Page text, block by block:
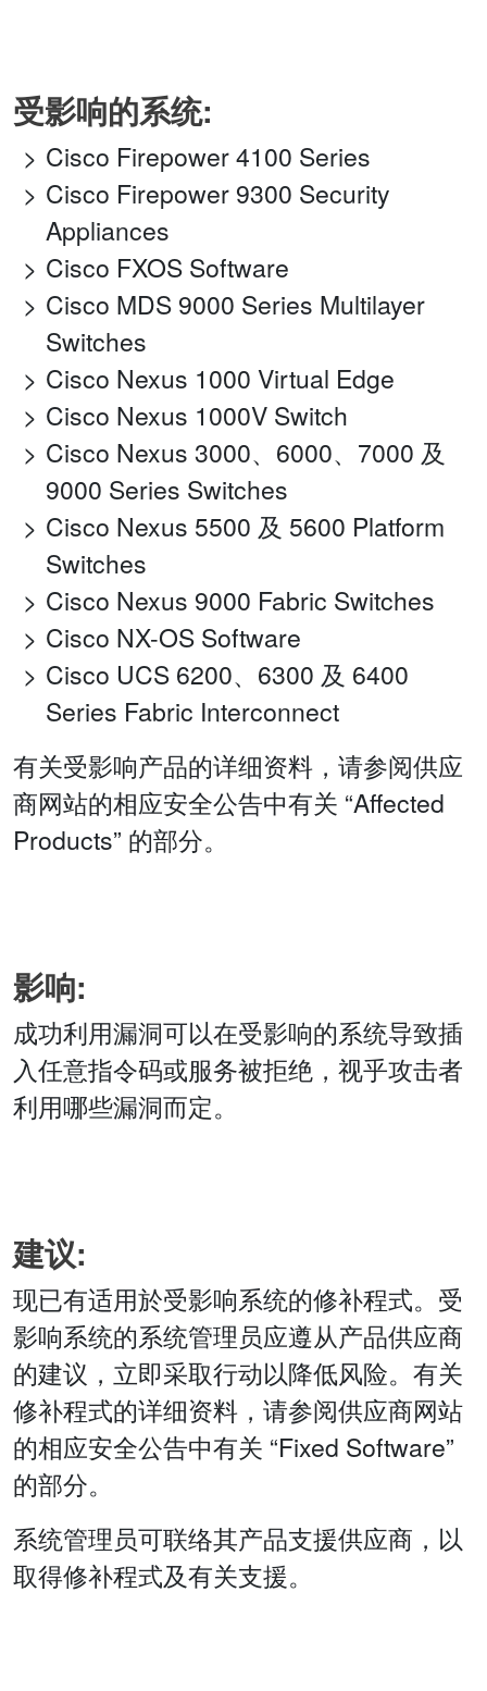
受影响的系统:
Cisco Firepower 4100 Series
Cisco Firepower 9300 Security
Appliances
Cisco FXOS Software
Cisco MDS 9000 Series Multilayer
Switches
Cisco Nexus 1000 Virtual Edge
Cisco Nexus 1000V Switch
Cisco Nexus 3000、6000、7000 及
9000 Series Switches
Cisco Nexus 5500 及 5600 Platform
Switches
Cisco Nexus 9000 Fabric Switches
Cisco NX-OS Software
Cisco UCS 6200、6300 及 6400
Series Fabric Interconnect
有关受影响产品的详细资料，请参阅供应
商网站的相应安全公告中有关 “Affected
Products” 的部分。
影响:
成功利用漏洞可以在受影响的系统导致插
入任意指令码或服务被拒绝，视乎攻击者
利用哪些漏洞而定。
建议:
现已有适用於受影响系统的修补程式。受
影响系统的系统管理员应遵从产品供应商
的建议，立即采取行动以降低风险。有关
修补程式的详细资料，请参阅供应商网站
的相应安全公告中有关 “Fixed Software”
的部分。
系统管理员可联络其产品支援供应商，以
取得修补程式及有关支援。